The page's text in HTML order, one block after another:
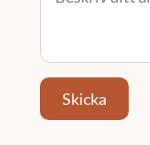
Skicka